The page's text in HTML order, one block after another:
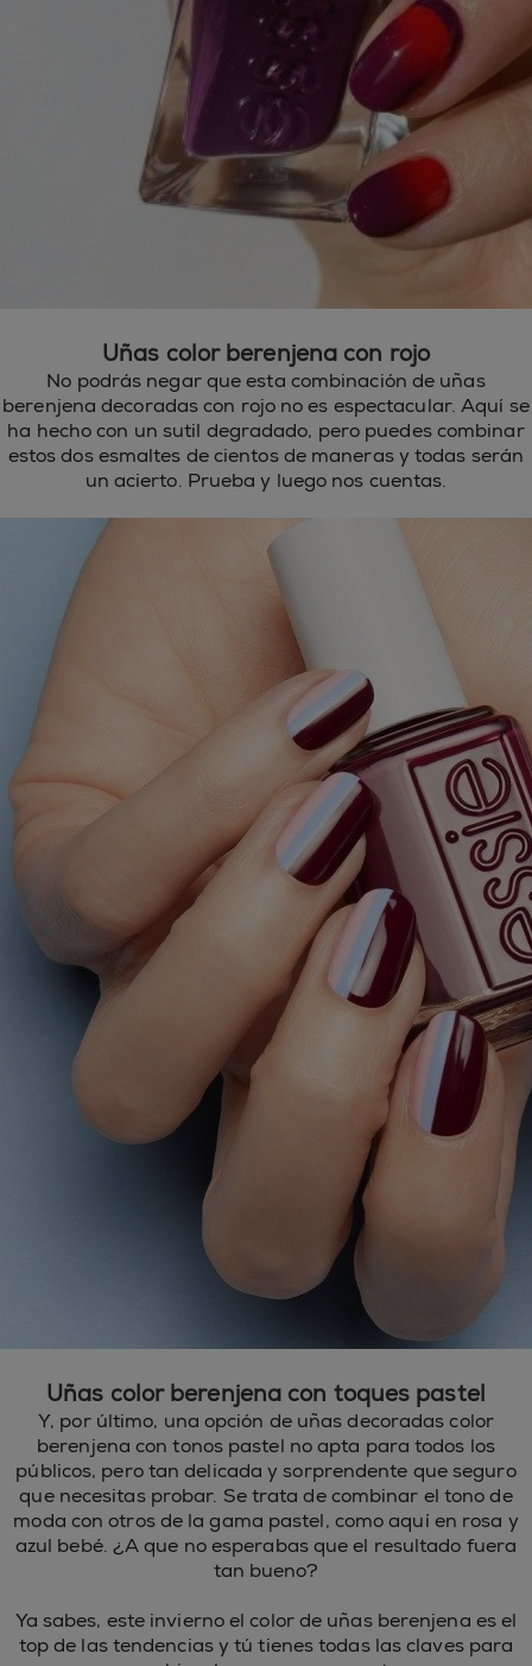
Uñas color berenjena con rojo
No podrás negar que esta combinación de uñas
berenjena decoradas con rojo no es espectacular. Aquí se
ha hecho con un sutil degradado, pero puedes combinar
estos dos esmaltes de cientos de maneras y todas serán
un acierto. Prueba y luego nos cuentas.
Uñas color berenjena con toques pastel
Y, por último, una opción de uñas decoradas color
berenjena con tonos pastel no apta para todos los
públicos, pero tan delicada y sorprendente que seguro
que necesitas probar. Se trata de combinar el tono de
moda con otros de la gama pastel, como aquí en rosa y
azul bebé. ¿A que no esperabas que el resultado fuera
tan bueno?
Ya sabes, este invierno el color de uñas berenjena es el
top de las tendencias y tú tienes todas las claves para